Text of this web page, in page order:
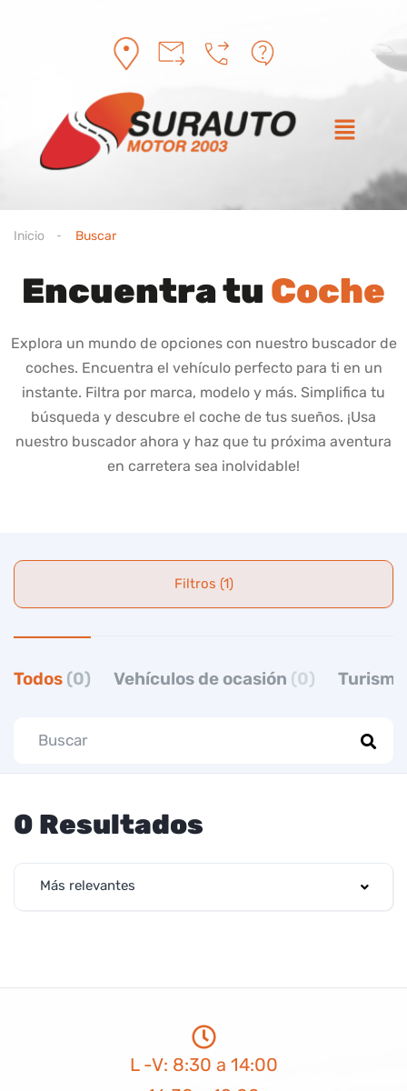
Inicio Buscar
Encuentra tu Coche
Explora un mundo de opciones con nuestro buscador de
coches. Encuentra el vehículo perfecto para ti en un
instante. Filtra por marca, modelo y más. Simplifica tu
búsqueda y descubre el coche de tus sueños. ¡Usa
nuestro buscador ahora y haz que tu próxima aventura
en carretera sea inolvidable!
Filtros (1)
Todos (0) Vehículos de ocasión (0)
0 Resultados
Más relevantes
L -V: 8:30 a 14:00